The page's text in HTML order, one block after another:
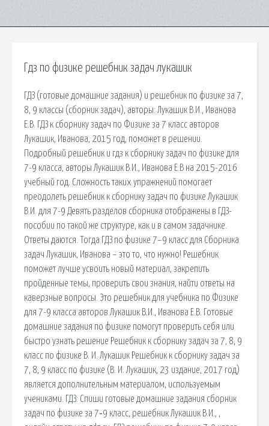
Гдз по физике решебник задач лукашик
ГДЗ (готовые домашние задания) и решебник по физике за 7,
8, 9 классы (сборник задач), авторы: Лукашик В.И., Иванова
Е.В. ГДЗ к сборнику задач по Физике за 7 класс авторов
Лукашик, Иванова, 2015 год, поможет в решении.
Подробный решебник и гдз к сборнику задач по физике для
7-9 класса, авторы Лукашик В.И., Иванова Е.В на 2015-2016
учебный год. Сложность таких упражнений помогает
преодолеть решебник к сборнику задач по физике Лукашик
В.И. для 7-9 Девять разделов сборника отображены в ГДЗ-
пособии по такой же структуре, как и в самом задачнике.
Ответы даются. Тогда ГДЗ по физике 7–9 класс для Сборника
задач Лукашик, Иванова – это то, что нужно! Решебник
поможет лучше усвоить новый материал, закрепить
пройденные темы, проверить свои знания, найти ответы на
каверзные вопросы. Это решебник для учебника по Физике
для 7-9 класса авторов Лукашик В.И., Иванова Е.В. Готовые
домашние задания по физике помогут проверить себя или
быстро узнать решение Решебник к сборнику задач за 7, 8, 9
класс по физике В. И. Лукашик Решебник к сборнику задач за
7, 8, 9 класс по физике (В. И. Лукашик, 23 издание, 2017 год)
является дополнительным материалом, используемым
учениками. ГДЗ: Спиши готовые домашние задания сборник
задач по физике за 7‐9 класс, решебник Лукашик В.И., ,